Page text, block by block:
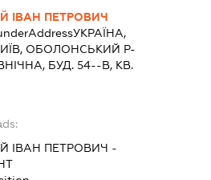
ІВАН ПЕТРОВИЧ
УКРАЇНА,
ОБОЛОНСЬКИЙ Р-
БУД. 54--В, КВ.
ІВАН ПЕТРОВИЧ -